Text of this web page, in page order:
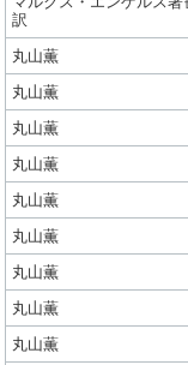
訳
丸山薫
丸山薫
丸山薫
丸山薫
丸山薫
丸山薫
丸山薫
丸山薫
丸山薫